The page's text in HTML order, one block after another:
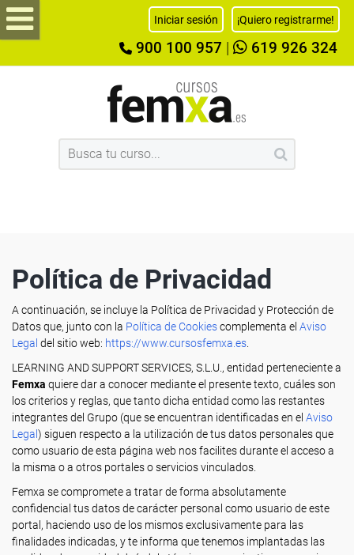
Iniciar sesión ¡Quiero registrarme!
900 100 957 619 926 324
Política de Privacidad
A continuación, se incluye la Política de Privacidad y Protección de
Datos que, junto con la Política de Cookiescomplementa el Aviso
Legal del sitio web: https://www.cursosfemxa.es
LEARNING AND SUPPORT SERVICES, S.L.U., entidad perteneciente a
Femxa quiere dar a conocer mediante el presente texto, cuáles son
los criterios y reglas, que tanto dicha entidad como las restantes
integrantes del Grupo (que se encuentran identificadas en el Aviso
Legal ) siguen respecto a la utilización de tus datos personales que
como usuario de esta página web nos facilites durante el acceso a
la misma o a otros portales o servicios vinculados.
Femxa se compromete a tratar de forma absolutamente
confidencial tus datos de carácter personal como usuario de este
portal, haciendo uso de los mismos exclusivamente para las
finalidades indicadas, y te informa que tenemos implantadas las